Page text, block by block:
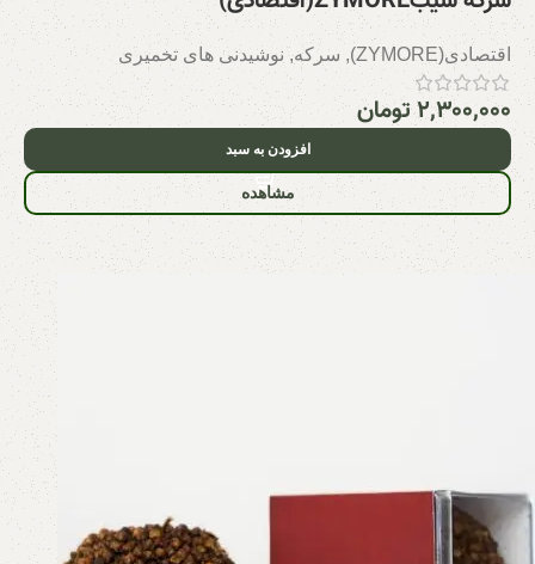
اقتصادی(ZYMORE) , سرکه,نوشیدنی های تخمیری
۲,۳۰۰,۰۰۰تومان
افزودن به سبد
مشاهده